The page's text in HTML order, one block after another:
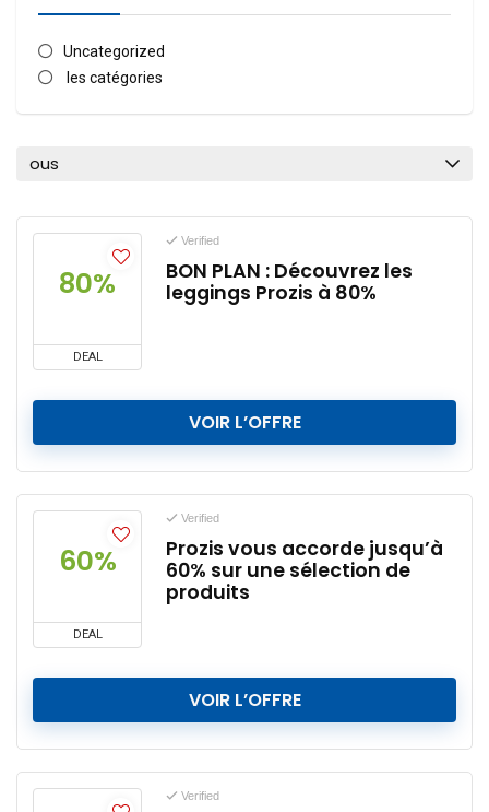
Uncategorized
les catégories
ous
80%
DEAL
Verified
BON PLAN : Découvrez les
leggings Prozis à 80%
VOIR L’OFFRE
60%
DEAL
Verified
Prozis vous accorde jusqu’à
60% sur une sélection de
produits
VOIR L’OFFRE
Verified